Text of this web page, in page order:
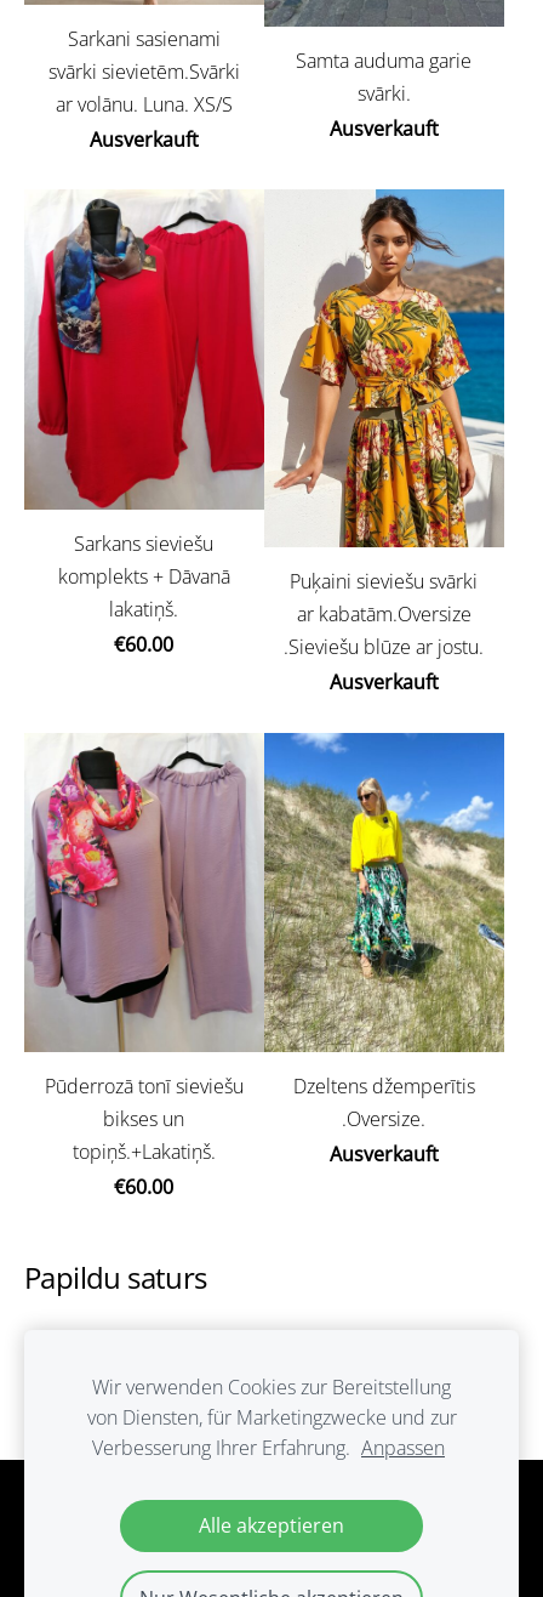
Papildu saturs
nav, tad šo bloku var noslēpt, nospiežot uz
ikoniņas augšējā stūrī.
Sarkani sasienami
svārki sievietēm.Svārki
ar volānu. Luna. XS/S
Ausverkauft
Samta auduma garie
svārki.
Ausverkauft
Sarkans sieviešu
komplekts + Dāvanā
lakatiņš.
€60.00
Puķaini sieviešu svārki
ar kabatām.Oversize
.Sieviešu blūze ar jostu.
Ausverkauft
Pūderrozā tonī sieviešu
bikses un
topiņš.+Lakatiņš.
€60.00
Dzeltens džemperītis
.Oversize.
Ausverkauft
Wir verwenden Cookies zur Bereitstellung
von Diensten, für Marketingzwecke und zur
Verbesserung Ihrer Erfahrung. Anpassen
Alle akzeptieren